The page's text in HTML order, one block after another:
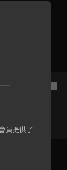
員提供了